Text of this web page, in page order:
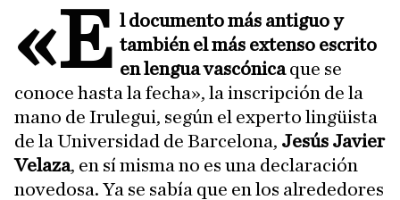
«E l documento más antiguo y
también el más extenso escrito
en lengua vascónicaque se
conoce hasta la fecha», la inscripción de la
mano de Irulegui, según el experto lingüista
de la Universidad de Barcelona, Jesús Javier
Velaza, en sí misma no es una declaración
novedosa. Ya se sabía que en los alrededores